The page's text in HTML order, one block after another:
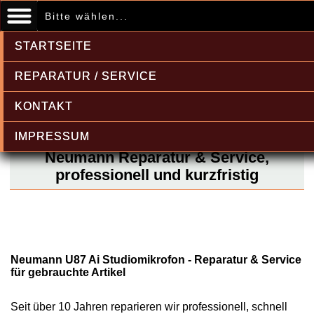
Bitte wählen...
STARTSEITE
REPARATUR / SERVICE
KONTAKT
IMPRESSUM
Neumann Reparatur & Service,
professionell und kurzfristig
Neumann U87 Ai Studiomikrofon - Reparatur & Service
für gebrauchte Artikel
Seit über 10 Jahren reparieren wir professionell, schnell